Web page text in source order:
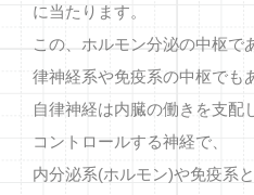
に当たります。
この、ホルモン分泌の中枢で
律神経系や免疫系の中枢でも
自律神経は内臓の働きを支配
コントロールする神経で、
内分泌系(ホルモン)や免疫系